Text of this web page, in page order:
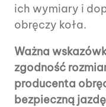
ich wymiary i
obręczy koła.
Ważna
zgodność
producenta
bezpieczną